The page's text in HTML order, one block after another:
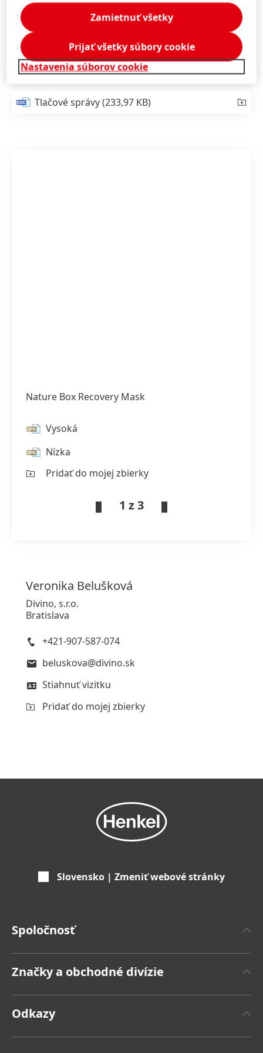
ochranným štítom.
Nature Box Glow’Some Mask, 5,99 EUR/200 ml
Pre lesklé vlasy a hodvábnu hebkosť.
Tlačové správy(233,97 KB)
Nature Box Recovery Mask
Vysoká
Nízka
Pridať do mojej zbierky
1 z 3
Veronika Belušková
Divino, s.r.o.
Bratislava
+421-907-587-074
beluskova@divino.sk
Stiahnuť vizitku
Pridať do mojej zbierky
Slovensko | Zmeniť webové stránky
Spoločnosť
Fakty a čísla
Tlačové správy
Značky a obchodné divízie
Odkazy
Nastavenia súborov cookie
Zamietnuť všetky
Prijať všetky súbory cookie